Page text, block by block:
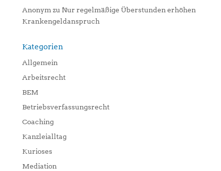
Anonym zu Nur regelmäßige Überstunden erhöhen
Krankengeldanspruch
Kategorien
Allgemein
Arbeitsrecht
BEM
Betriebsverfassungsrecht
Coaching
Kanzleialltag
Kurioses
Mediation